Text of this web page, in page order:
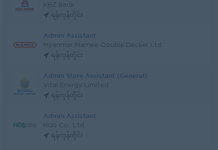
KBZ Bank
ရန်ကုန်တိုင်း
Admin Assistant
Myanmar Mamee-Double Decker Ltd.
ရန်ကုန်တိုင်း
Admin Store Assistant (General)
Vital Energy Limited
ရန်ကုန်တိုင်း
Admin Assistant
HQS Co., Ltd
ရန်ကုန်တိုင်း